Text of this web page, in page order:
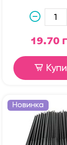
19.70
Новинка